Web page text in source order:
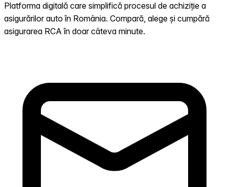
Platforma digitală care simplifică procesul de achiziție a
asigurărilor auto în România. Compară, alege și cumpără
asigurarea RCA în doar câteva minute.